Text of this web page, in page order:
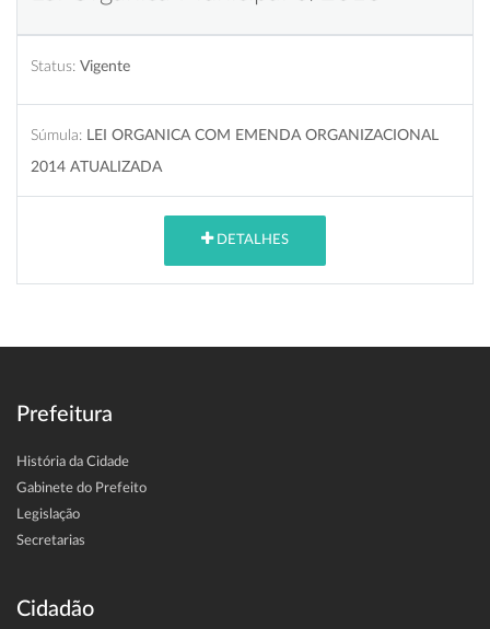
Status: Vigente
Súmula: LEI ORGANICA COM EMENDA ORGANIZACIONAL
2014 ATUALIZADA
DETALHES
Prefeitura
História da Cidade
Gabinete do Prefeito
Legislação
Secretarias
Cidadão